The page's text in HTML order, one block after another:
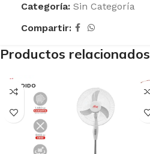
Categoría: Sin Categoría
Compartir:
Productos relacionados
VENDIDO